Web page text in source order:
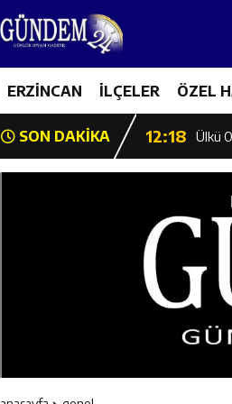
ERZİNCAN İLÇELER ÖZEL
SON DAKİKA
12:19 Umre
12:18 Ülkü
12:16 Vali
12:16